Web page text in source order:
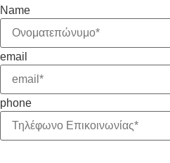
Name
email
phone